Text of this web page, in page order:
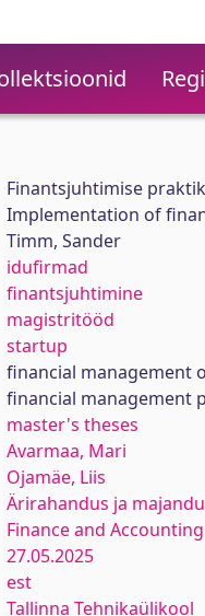
Finantsjuhtimise
Implementation of
Timm, Sander
idufirmad
finantsjuhtimine
magistritööd
startup
financial management
financial management
master's theses
Avarmaa, Mari
Ojamäe, Liis
Ärirahandus ja
Finance and Accounting
27.05.2025
est
Tallinna Tehnikaülikool